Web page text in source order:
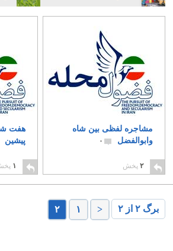
مشاجره لفظی بین شاه
وابوالفضل
۰
۲ پخش
هفت
پیشین
۱
برگ ۲ از ۲ < ۱
۲